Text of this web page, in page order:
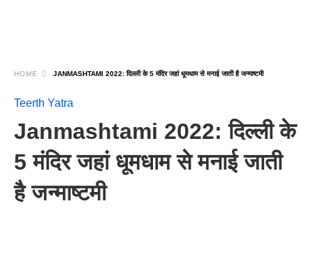
HOME JANMASHTAMI 2022: दिल्ली के 5 मंदिर जहां धूमधाम से मनाई जाती है जन्माष्टमी
Teerth Yatra
Janmashtami 2022: दिल्ली के
5 मंदिर जहां धूमधाम से मनाई जाती
है जन्माष्टमी